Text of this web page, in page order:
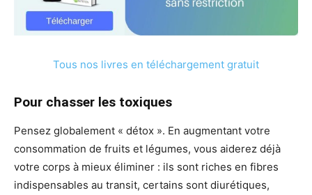
Tous nos livres en téléchargement gratuit
Pour chasser les toxiques
Pensez globalement « détox ». En augmentant votre
consommation de fruits et légumes, vous aiderez déjà
votre corps à mieux éliminer : ils sont riches en fibres
indispensables au transit, certains sont diurétiques,